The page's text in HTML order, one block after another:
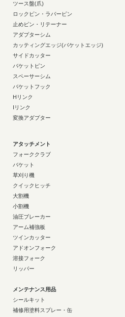
ツース盤(爪)
ロックピン・ラバーピン
止めピン・リテーナー
アダプターシム
カッティングエッジ(バケットエッジ)
サイドカッター
バケットピン
スペーサーシム
バケットフック
Hリンク
Iリンク
変換アダプター
アタッチメント
フォーククラブ
バケット
草刈り機
クイックヒッチ
大割機
小割機
油圧ブレーカー
アーム補強板
ツインカッター
アドオンフォーク
溶接フォーク
リッパー
メンテナンス用品
シールキット
補修用塗料スプレー・缶